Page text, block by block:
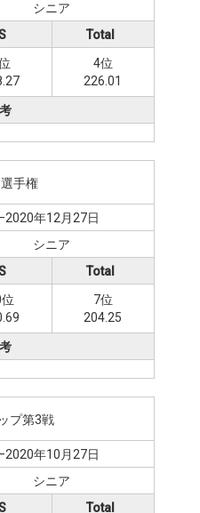
シニア
Total
4位
226.01
手権
年12月27日
シニア
Total
7位
204.25
プ第3戦
年10月27日
シニア
Total